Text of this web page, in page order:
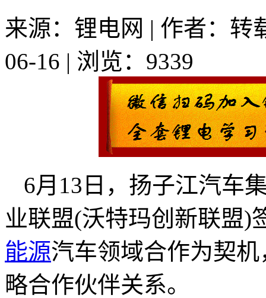
来源：锂电网 | 作者：转
06-16 | 浏览：9339
6月13日，扬子江汽车
业联盟(沃特玛创新联盟)
能源汽车领域合作为契
略合作伙伴关系。